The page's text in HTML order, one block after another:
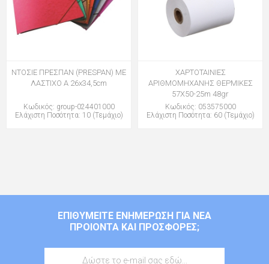
ΝΤΟΣΙΕ ΠΡΕΣΠΑΝ (PRESPAN) ΜΕ
ΛΑΣΤΙΧΟ Α 26x34,5cm
Κωδικός: group-024401000
Ελάχιστη Ποσότητα: 10 (Τεμάχιο)
ΧΑΡΤΟΤΑΙΝΙΕΣ
ΑΡΙΘΜΟΜΗΧΑΝΗΣ ΘΕΡΜΙΚΕΣ
57Χ50-25m 48gr
Κωδικός: 053575000
Ελάχιστη Ποσότητα: 60 (Τεμάχιο)
ΕΠΙΘΥΜΕΊΤΕ ΕΝΗΜΈΡΩΣΗ ΓΙΑ ΝΈΑ
ΠΡΟΙΌΝΤΑ ΚΑΙ ΠΡΟΣΦΟΡΈΣ;